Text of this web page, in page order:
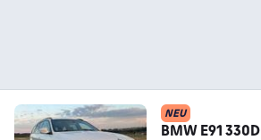
NEU
BMW E91 330D